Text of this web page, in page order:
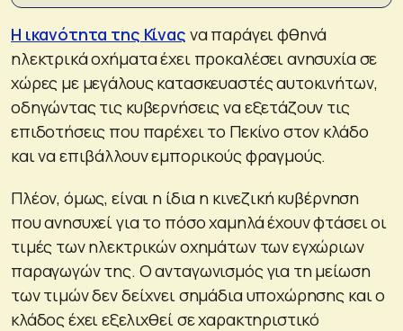
Η ικανότητα της Κίνας να παράγει φθηνά
ηλεκτρικά οχήματα έχει προκαλέσει ανησυχία σε
χώρες με μεγάλους κατασκευαστές αυτοκινήτων,
οδηγώντας τις κυβερνήσεις να εξετάζουν τις
επιδοτήσεις που παρέχει το Πεκίνο στον κλάδο
και να επιβάλλουν εμπορικούς φραγμούς.
Πλέον, όμως, είναι η ίδια η κινεζική κυβέρνηση
που ανησυχεί για το πόσο χαμηλά έχουν φτάσει οι
τιμές των ηλεκτρικών οχημάτων των εγχώριων
παραγωγών της. Ο ανταγωνισμός για τη μείωση
των τιμών δεν δείχνει σημάδια υποχώρησης και ο
κλάδος έχει εξελιχθεί σε χαρακτηριστικό